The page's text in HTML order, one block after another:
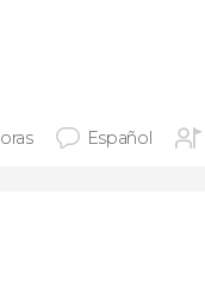
Español